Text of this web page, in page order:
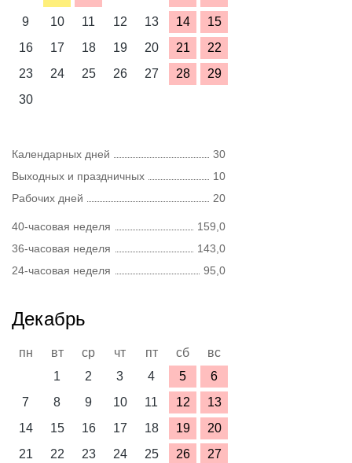
9
10 11 12 13 14
15
16
17 18 19 20 21
22
23
24 25 26 27 28
29
30
Календарных дней
30
Выходных и праздничных
10
Рабочих дней
20
40-часовая неделя
159,0
36-часовая неделя
143,0
24-часовая неделя
95,0
Декабрь
пн вт ср чт пт сб
вс
1
2 3 4 5
6
7
8 9 10 11 12
13
14
15 16 17 18 19
20
21
22 23 24 25 26
27